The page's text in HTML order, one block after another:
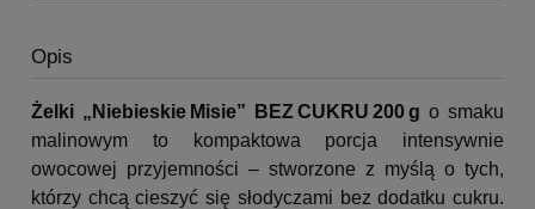
Opis
Żelki „Niebieskie Misie” BEZ CUKRU 200 g o smaku
malinowym to kompaktowa porcja intensywnie
owocowej przyjemności – stworzone z myślą o tych,
którzy chcą cieszyć się słodyczami bez dodatku cukru.